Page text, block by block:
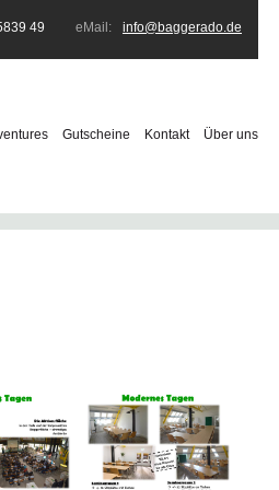
49 eMail: info@baggerado.de
Gutscheine Kontakt Über uns